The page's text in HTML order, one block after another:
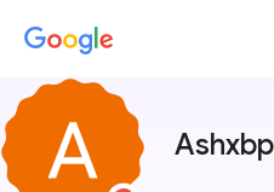
Ashxbp